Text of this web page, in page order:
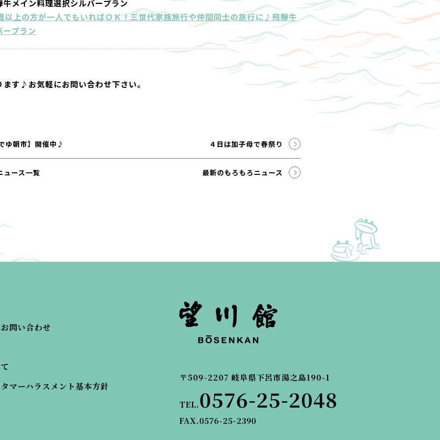
メイン料理選択シルバープラン
以上の方が一人でもいればＯＫ！三世代家族旅行や仲間同士の旅行に♪飛騨牛
プラン
す♪お気軽にお問い合わせ下さい。
ゆ朝市】開催中♪ ４日は加子母で春祭り
ュース一覧 最新のもろもろニュース
問い合わせ
マーハラスメント基本方針
〒509-2207 岐阜県下呂市湯之島190-1
TEL.0576-25-2048
FAX.0576-25-2390